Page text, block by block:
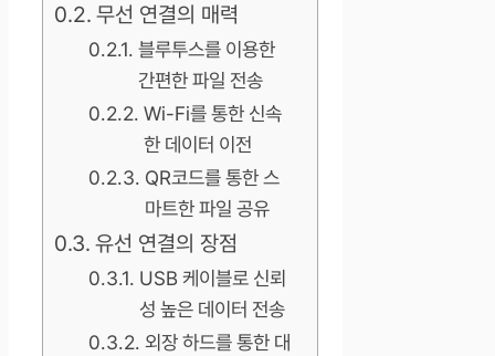
무선 연결의 매력
블루투스를 이용한
간편한 파일 전송
Wi-Fi를 통한 신속
한 데이터 이전
QR코드를 통한 스
마트한 파일 공유
유선 연결의 장점
USB 케이블로 신뢰
성 높은 데이터 전송
외장 하드를 통한 대